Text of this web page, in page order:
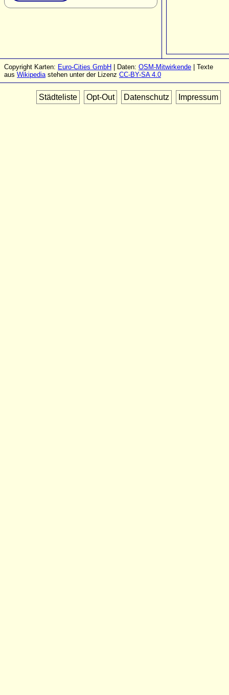
Copyright Karten: Euro-Cities GmbH | Daten: OSM-Mitwirkende | Texte
aus Wikipediastehen unter der Lizenz CC-BY-SA 4.0
Städteliste Opt-Out Datenschutz Impressum